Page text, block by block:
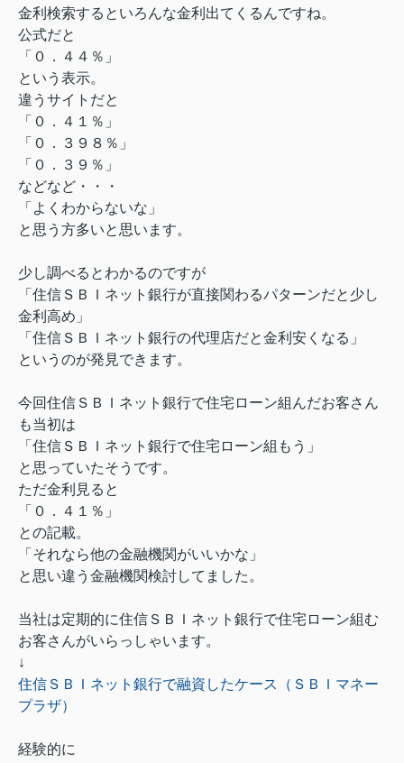
金利検索するといろんな金利出てくるんですね。
公式だと
「０．４４％」
という表示。
違うサイトだと
「０．４１％」
「０．３９８％」
「０．３９％」
などなど・・・
「よくわからないな」
と思う方多いと思います。
少し調べるとわかるのですが
「住信ＳＢＩネット銀行が直接関わるパターンだと少し
金利高め」
「住信ＳＢＩネット銀行の代理店だと金利安くなる」
というのが発見できます。
今回住信ＳＢＩネット銀行で住宅ローン組んだお客さん
も当初は
「住信ＳＢＩネット銀行で住宅ローン組もう」
と思っていたそうです。
ただ金利見ると
「０．４１％」
との記載。
「それなら他の金融機関がいいかな」
と思い違う金融機関検討してました。
当社は定期的に住信ＳＢＩネット銀行で住宅ローン組む
お客さんがいらっしゃいます。
↓
住信ＳＢＩネット銀行で融資したケース（ＳＢＩマネー
プラザ）
経験的に